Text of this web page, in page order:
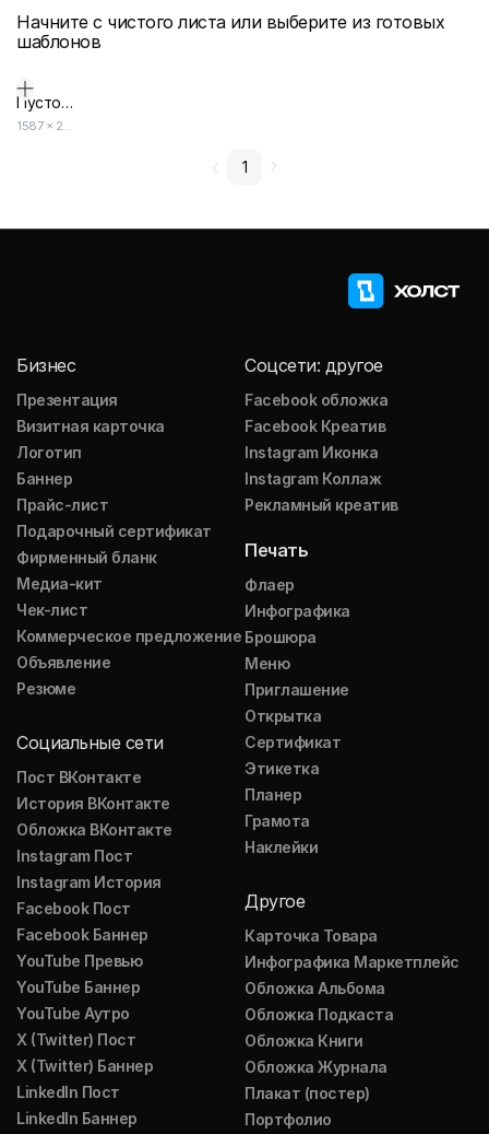
Начните с чистого листа или выберите из готовых
шаблонов
Пустой дизайн-макет
1587× 2245
1
Бизнес
Презентация
Визитная карточка
Логотип
Баннер
Прайс-лист
Подарочный сертификат
Фирменный бланк
Медиа-кит
Чек-лист
Коммерческое предложение
Объявление
Резюме
Социальные сети
Пост ВКонтакте
История ВКонтакте
Обложка ВКонтакте
Instagram Пост
Instagram История
Facebook Пост
Facebook Баннер
YouTube Превью
YouTube Баннер
YouTube Аутро
X (Twitter) Пост
X (Twitter) Баннер
LinkedIn Пост
LinkedIn Баннер
Соцсети: другое
Facebook обложка
Facebook Креатив
Instagram Иконка
Instagram Коллаж
Рекламный креатив
Печать
Флаер
Инфографика
Брошюра
Меню
Приглашение
Открытка
Сертификат
Этикетка
Планер
Грамота
Наклейки
Другое
Карточка Товара
Инфографика Маркетплейс
Обложка Альбома
Обложка Подкаста
Обложка Книги
Обложка Журнала
Плакат (постер)
Портфолио